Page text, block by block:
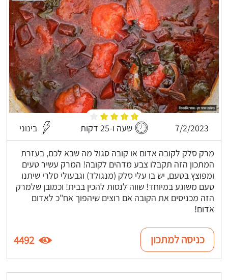
7/2/2023 שעה ו-25 דקות בינוני
מרק סלק לקובה אדום או קובה סגול מה שבא לכם, בעזרת
המתכון הזה תקבלו צבע מדהים לקובה! המרק עשיר טעים
ומפוצץ בטעם, יש בו עלי סלק (מנגולד) וגבעולי סלרי שיתנו
טעם משוגע במיוחד! שווה לנסות להכין בבית! וכמובן שלמרק
הזה מכניסים את הקובה אם רוצים שיהפוך אח"כ לאדום
אדום!
כניסה למתכון 4492